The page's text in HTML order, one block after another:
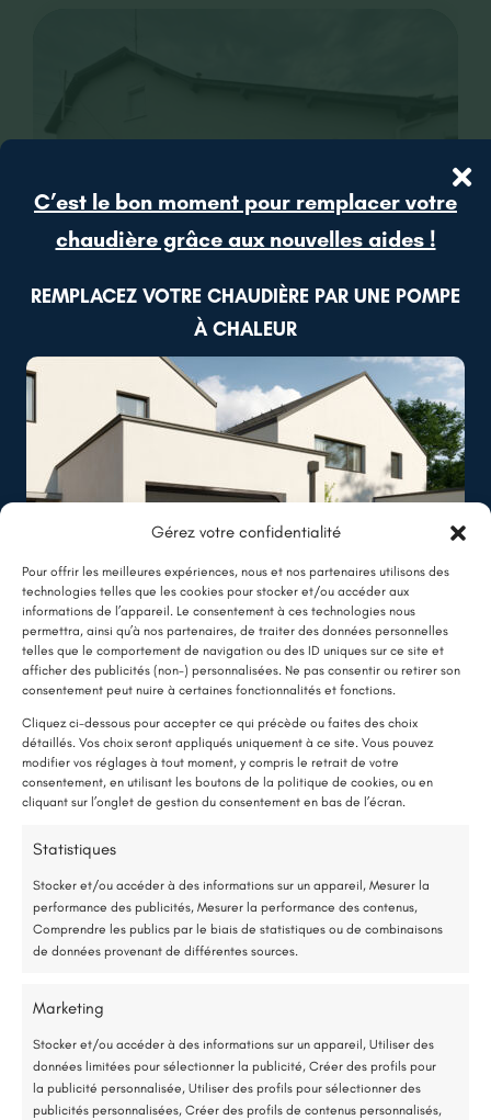
Gérez votre confidentialité
Pour offrir les meilleures expériences, nous et nos partenaires utilisons des
technologies telles que les cookies pour stocker et/ou accéder aux
informations de l’appareil. Le consentement à ces technologies nous
permettra, ainsi qu’à nos partenaires, de traiter des données personnelles
telles que le comportement de navigation ou des ID uniques sur ce site et
afficher des publicités (non-) personnalisées. Ne pas consentir ou retirer son
consentement peut nuire à certaines fonctionnalités et fonctions.
Cliquez ci-dessous pour accepter ce qui précède ou faites des choix
détaillés. Vos choix seront appliqués uniquement à ce site. Vous pouvez
modifier vos réglages à tout moment, y compris le retrait de votre
consentement, en utilisant les boutons de la politique de cookies, ou en
cliquant sur l’onglet de gestion du consentement en bas de l’écran.
Statistiques
Stocker et/ou accéder à des informations sur un appareil, Mesurer la
performance des publicités, Mesurer la performance des contenus,
Comprendre les publics par le biais de statistiques ou de combinaisons
de données provenant de différentes sources.
Marketing
Stocker et/ou accéder à des informations sur un appareil, Utiliser des
données limitées pour sélectionner la publicité, Créer des profils pour
la publicité personnalisée, Utiliser des profils pour sélectionner des
publicités personnalisées, Créer des profils de contenus personnalisés,
Trélazé (49)
Ravalement de façade à Trélazé
Lire plus
Voir nos réalisations
C’est le bon moment pour remplacer votre
chaudière grâce aux nouvelles aides !
REMPLACEZ VOTRE CHAUDIÈRE PAR UNE POMPE
À CHALEUR
LE SAVIEZ-VOUS ?
Une pompe à chaleur (PAC) utilise très peu d’électricité : elle consomme
environ 1 kWh pour générer 4 kWh de chaleur.
Une solution performante et économique
75 % de l’énergie provient des calories naturellement présentes dans
Étude gratuite et sans engagement
*Aides de l’État disponibles selon votre revenu fiscal
Accompagnement administratif et financier complet